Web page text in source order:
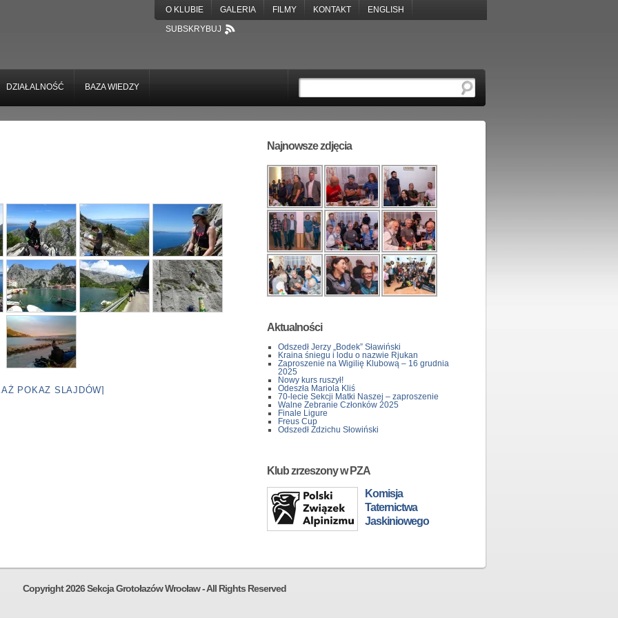
O KLUBIE GALERIA FILMY KONTAKT
ENGLISH
SUBSKRYBUJ
DZIAŁALNOŚĆ BAZA WIEDZY
POKAZ SLAJDÓW]
Najnowsze zdjęcia
Aktualności
Odszedł Jerzy „Bodek” Sławiński
Kraina śniegu i lodu o nazwie Rjukan
Zaproszenie na Wigilię Klubową – 16 grudnia
2025
Nowy kurs ruszył!
Odeszła Mariola Kliś
70-lecie Sekcji Matki Naszej – zaproszenie
Walne Zebranie Członków 2025
Finale Ligure
Freus Cup
Odszedł Zdzichu Słowiński
Klub zrzeszony w PZA
Komisja
Taternictwa
Jaskiniowego
Copyright 2026 Sekcja Grotołazów Wrocław - All Rights Reserved